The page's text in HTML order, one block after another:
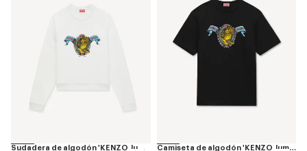
Sudadera de algodón 'KENZO Jumping Tiger'
Camiseta de algodón 'KENZO Jumping Tiger'